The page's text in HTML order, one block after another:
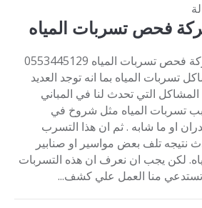
فحص تسربات المياه
شركة فحص تسربات المياه 0553445129
تسربات المياه بما انه توجد العديد
التي تحدث لنا في المباني
تسربات المياه مثل شروخ في
او ما شابه . ثم ان هذا التسرب
نتيجه تلف بعض مواسير او صنابير
لكن يجب ان نعرف ان هذه التسربات
منا العمل علي كشف...